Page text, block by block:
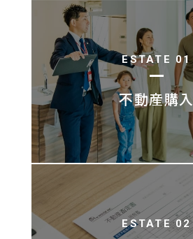
ESTATE 01
不動産購入
ESTATE 02